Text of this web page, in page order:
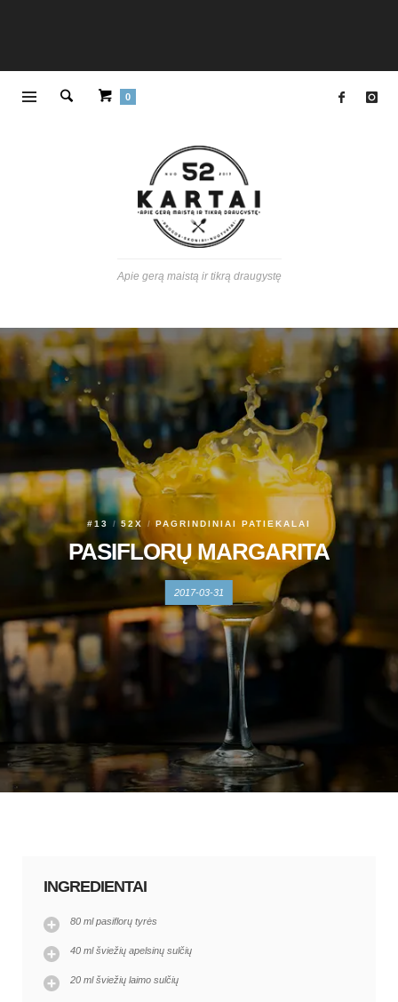
0
Apie gerą maistą ir tikrą draugystę
#13 52X PAGRINDINIAI PATIEKALAI
PASIFLORŲ MARGARITA
2017-03-31
INGREDIENTAI
80 ml pasiflorų tyrės
40 ml šviežių apelsinų sulčių
20 ml šviežių laimo sulčių